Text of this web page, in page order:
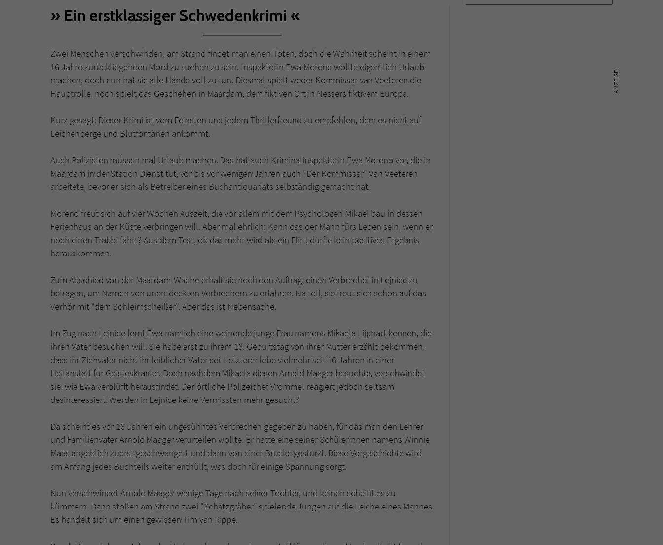
Ein erstklassiger Schwedenkrimi
Zwei Menschen verschwinden, am Strand findet man einen Toten, doch die Wahrheit scheint in einem
16 Jahre zurückliegenden Mord zu suchen zu sein. Inspektorin Ewa Moreno wollte eigentlich Urlaub
machen, doch nun hat sie alle Hände voll zu tun. Diesmal spielt weder Kommissar van Veeteren die
Hauptrolle, noch spielt das Geschehen in Maardam, dem fiktiven Ort in Nessers fiktivem Europa.
Kurz gesagt: Dieser Krimi ist vom Feinsten und jedem Thrillerfreund zu empfehlen, dem es nicht auf
Leichenberge und Blutfontänen ankommt.
Auch Polizisten müssen mal Urlaub machen. Das hat auch Kriminalinspektorin Ewa Moreno vor, die in
Maardam in der Station Dienst tut, vor bis vor wenigen Jahren auch "Der Kommissar" Van Veeteren
arbeitete, bevor er sich als Betreiber eines Buchantiquariats selbständig gemacht hat.
Moreno freut sich auf vier Wochen Auszeit, die vor allem mit dem Psychologen Mikael bau in dessen
Ferienhaus an der Küste verbringen will. Aber mal ehrlich: Kann das der Mann fürs Leben sein, wenn er
noch einen Trabbi fährt? Aus dem Test, ob das mehr wird als ein Flirt, dürfte kein positives Ergebnis
herauskommen.
Zum Abschied von der Maardam-Wache erhält sie noch den Auftrag, einen Verbrecher in Lejnice zu
befragen, um Namen von unentdeckten Verbrechern zu erfahren. Na toll, sie freut sich schon auf das
Verhör mit "dem Schleimscheißer". Aber das ist Nebensache.
Im Zug nach Lejnice lernt Ewa nämlich eine weinende junge Frau namens Mikaela Lijphart kennen, die
ihren Vater besuchen will. Sie habe erst zu ihrem 18. Geburtstag von ihrer Mutter erzählt bekommen,
dass ihr Ziehvater nicht ihr leiblicher Vater sei. Letzterer lebe vielmehr seit 16 Jahren in einer
Heilanstalt für Geisteskranke. Doch nachdem Mikaela diesen Arnold Maager besuchte, verschwindet
sie, wie Ewa verblüfft herausfindet. Der örtliche Polizeichef Vrommel reagiert jedoch seltsam
desinteressiert. Werden in Lejnice keine Vermissten mehr gesucht?
Da scheint es vor 16 Jahren ein ungesühntes Verbrechen gegeben zu haben, für das man den Lehrer
und Familienvater Arnold Maager verurteilen wollte. Er hatte eine seiner Schülerinnen namens Winnie
Maas angeblich zuerst geschwängert und dann von einer Brücke gestürzt. Diese Vorgeschichte wird
am Anfang jedes Buchteils weiter enthüllt, was doch für einige Spannung sorgt.
Nun verschwindet Arnold Maager wenige Tage nach seiner Tochter, und keinen scheint es zu
kümmern. Dann stoßen am Strand zwei "Schätzgräber" spielende Jungen auf die Leiche eines Mannes.
Es handelt sich um einen gewissen Tim van Rippe.
Name tx_pwcomments_ahash
Laufzeit 1 Jahr
Zweck Cookie für Kommentare einzelner Buchtitel
Name fe_typo_user
Laufzeit Session
Dieses Cookie gewährleistet die Kommunikation der
den Sicherheitscode des Kontaktformulars zu
überprüfen.